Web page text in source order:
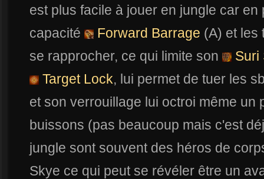
est plus facile à jouer en jungle car
capacité
Forward Barrage (A) et les
se rapprocher, ce qui limite son
Suri
Target Lock, lui permet de tuer les
et son verrouillage lui octroi même un
buissons (pas beaucoup mais c'est
jungle sont souvent des héros de
Skye ce qui peut se révéler être un